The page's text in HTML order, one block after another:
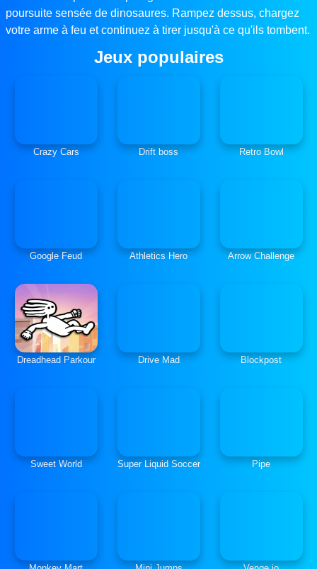
poursuite sensée de dinosaures. Rampez dessus, chargez
votre arme à feu et continuez à tirer jusqu'à ce qu'ils tombent.
Jeux populaires
Crazy Cars Drift boss Retro Bowl
Google Feud Athletics Hero Arrow Challenge
Dreadhead Parkour Drive Mad Blockpost
Sweet World Super Liquid Soccer Pipe